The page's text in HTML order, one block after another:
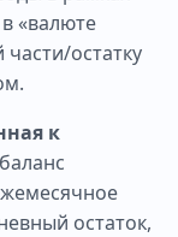
в «валюте
остатку
к
остаток,